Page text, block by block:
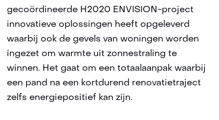
gecoördineerde H2020 ENVISION-project
innovatieve oplossingen heeft opgeleverd
waarbij ook de gevels van woningen worden
ingezet om warmte uit zonnestraling te
winnen. Het gaat om een totaalaanpak waarbij
een pand na een kortdurend renovatietraject
zelfs energiepositief kan zijn.